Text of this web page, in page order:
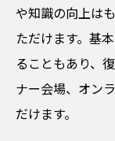
や知識の向上は
ただけます。基
ることもあり、
ナー会場、オン
だけます。